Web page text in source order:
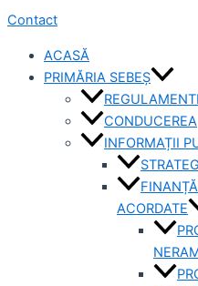
Contact
ACASĂ
PRIMĂRIA SEBEȘ
CONDUCEREA
INFORMAȚII
ACORDATE